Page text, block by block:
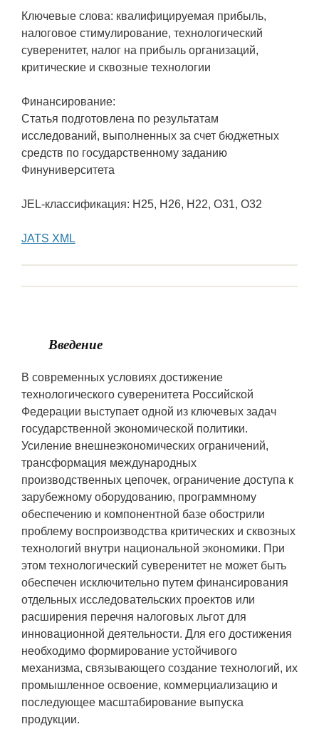
Ключевые слова: квалифицируемая прибыль,
налоговое стимулирование, технологический
суверенитет, налог на прибыль организаций,
критические и сквозные технологии
Финансирование:
Статья подготовлена по результатам
исследований, выполненных за счет бюджетных
средств по государственному заданию
Финуниверситета
JEL-классификация: H25, H26, H22, O31, O32
JATS XML
Введение
В современных условиях достижение
технологического суверенитета Российской
Федерации выступает одной из ключевых задач
государственной экономической политики.
Усиление внешнеэкономических ограничений,
трансформация международных
производственных цепочек, ограничение доступа к
зарубежному оборудованию, программному
обеспечению и компонентной базе обострили
проблему воспроизводства критических и сквозных
технологий внутри национальной экономики. При
этом технологический суверенитет не может быть
обеспечен исключительно путем финансирования
отдельных исследовательских проектов или
расширения перечня налоговых льгот для
инновационной деятельности. Для его достижения
необходимо формирование устойчивого
механизма, связывающего создание технологий, их
промышленное освоение, коммерциализацию и
последующее масштабирование выпуска
продукции.